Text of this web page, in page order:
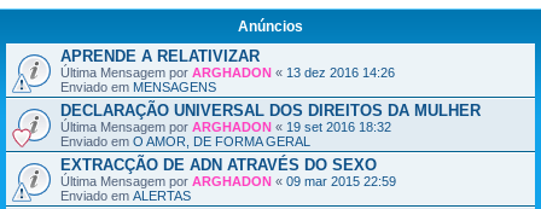
Anúncios
APRENDE A RELATIVIZAR
Última Mensagem por ARGHADON « 13 dez 2016 14:26
Enviado em MENSAGENS
DECLARAÇÃO UNIVERSAL DOS DIREITOS DA MULHER
Última Mensagem por ARGHADON « 19 set 2016 18:32
Enviado em O AMOR, DE FORMA GERAL
EXTRACÇÃO DE ADN ATRAVÉS DO SEXO
Última Mensagem por ARGHADON « 09 mar 2015 22:59
Enviado em ALERTAS